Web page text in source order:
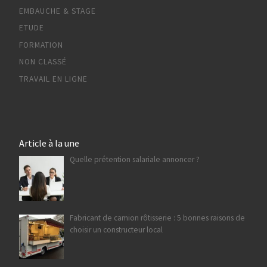
EMBAUCHE & STAGE
ETUDE
FORMATION
NON CLASSÉ
TRAVAIL EN LIGNE
Article à la une
Quelle prétention salariale annoncer ?
Fabricant de camion rôtisserie : 5 bonnes raisons de
choisir un constructeur local